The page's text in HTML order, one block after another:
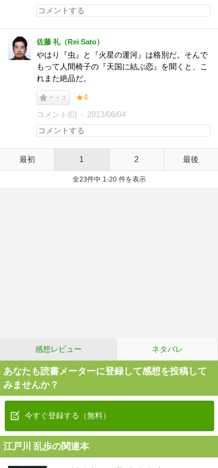
佐藤 礼（Rei Sato）
やはり『虫』と『火星の運河』は格別だ。そんで
もって人間椅子の『天国に結ぶ恋』を聞くと、こ
れまた絶品だ。
ナイス ★4
コメント(0) 2013/06/04
最初 1 2 最後
全23件中 1-20 件を表示
感想レビュー ネタバレ
あなたも読書メーターに登録して感想を投稿して
みませんか？
今すぐ登録する（無料）
江戸川 乱歩の関連本